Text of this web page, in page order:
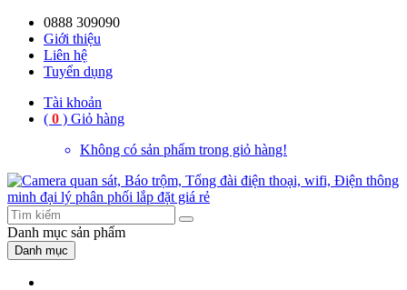
0888 309090
Giới thiệu
Liên hệ
Tuyển dụng
Tài khoản
( 0 ) Giỏ hàng
Không có sản phẩm trong giỏ hàng!
Danh mục sản phẩm
Danh mục